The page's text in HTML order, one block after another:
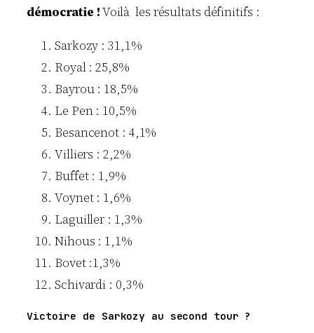
démocratie !Voilà les résultats définitifs :
Sarkozy : 31,1%
Royal : 25,8%
Bayrou : 18,5%
Le Pen : 10,5%
Besancenot : 4,1%
Villiers : 2,2%
Buffet : 1,9%
Voynet : 1,6%
Laguiller : 1,3%
Nihous : 1,1%
Bovet :1,3%
Schivardi : 0,3%
Victoire de Sarkozy au second tour ?